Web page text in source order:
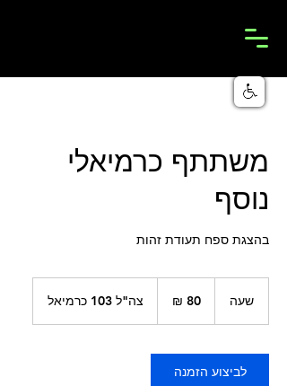
משתתף כרמיאלי
נוסף
בהצגת ספח תעודת זהות
שעה
חדשים
צה"ל 103 כרמיאל
לביצוע הזמנה